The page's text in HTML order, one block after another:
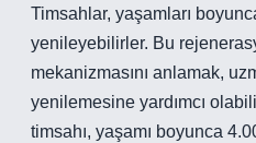
Timsahlar, yaşamları
yenileyebilirler. Bu
mekanizmasını anlamak,
yenilemesine yardımcı
timsahı, yaşamı boyunca